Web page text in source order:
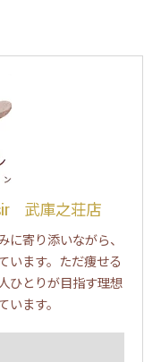
武庫之荘店
寄り添いながら、
います。ただ痩せる
ひとりが目指す理想
ます。